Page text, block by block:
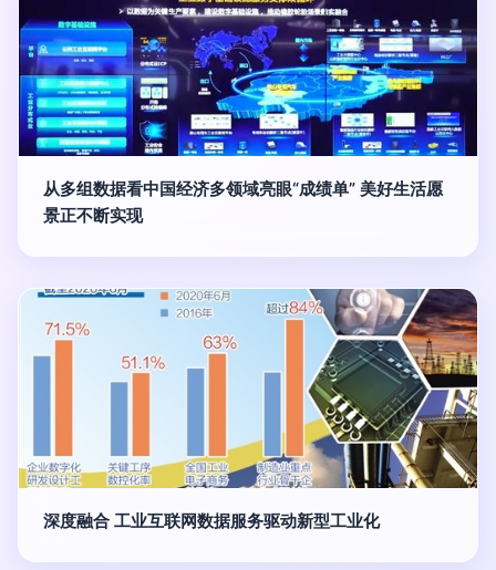
从多组数据看中国经济多领域亮眼“成绩单” 美好生活愿
景正不断实现
深度融合 工业互联网数据服务驱动新型工业化